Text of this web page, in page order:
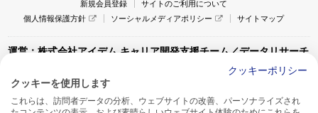
新規会員登録
サイトのご利用について
個人情報保護方針
ソーシャルメディアポリシー サイトマップ
運営：株式会社アイデム キャリア開発支援チーム／データリサーチ
〒160-0022 東京都新宿区新宿1-4-10
アイデム本社ビル TEL:03-5269-6020
クッキーポリシー
クッキーを使用します
これらは、訪問者データの分析、ウェブサイトの改善、パーソナライズされ